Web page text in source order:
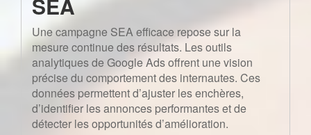
SEA
Une campagne SEA efficace repose sur la
mesure continue des résultats. Les outils
analytiques de Google Ads offrent une vision
précise du comportement des internautes. Ces
données permettent d’ajuster les enchères,
d’identifier les annonces performantes et de
détecter les opportunités d’amélioration.